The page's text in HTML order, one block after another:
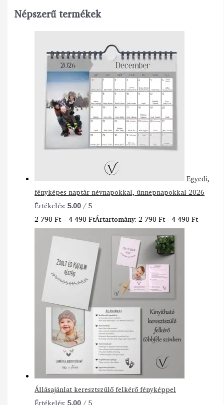
Népszerű termékek
Egyedi,
fényképes naptár névnapokkal, ünnepnapokkal 2026
Értékelés:5.00/ 5
2 790Ft–4 490FtÁrtartomány: 2 790 Ft - 4 490 Ft
Állásajánlat keresztszülő felkérő fényképpel